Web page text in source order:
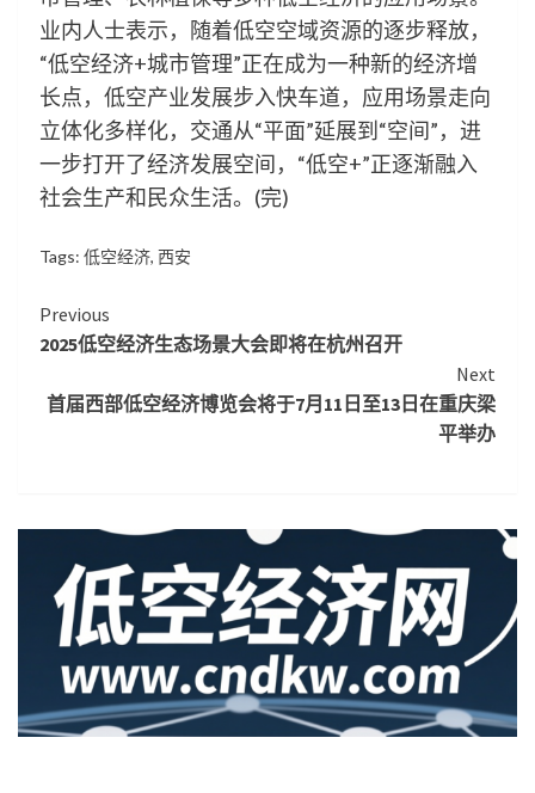
业内人士表示，随着低空空域资源的逐步释放，
“低空经济+城市管理”正在成为一种新的经济增
长点，低空产业发展步入快车道，应用场景走向
立体化多样化，交通从“平面”延展到“空间”，进
一步打开了经济发展空间，“低空+”正逐渐融入
社会生产和民众生活。(完)
Tags: 低空经济, 西安
Continue
Reading
Previous
2025低空经济生态场景大会即将在杭州召开
Next
首届西部低空经济博览会将于7月11日至13日在重庆梁
平举办